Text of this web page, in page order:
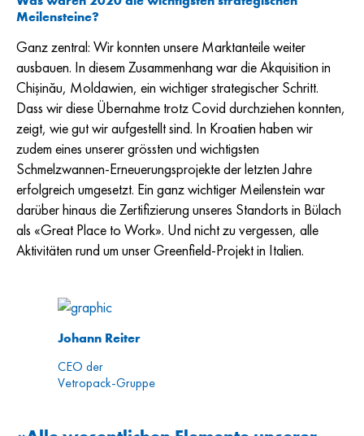
Meilensteine?
Ganz zentral: Wir konnten unsere Marktanteile weiter
ausbauen. In diesem Zusammenhang war die Akquisition in
Chişinău, Moldawien, ein wichtiger strategischer Schritt.
Dass wir diese Übernahme trotz Covid durchziehen konnten,
zeigt, wie gut wir aufgestellt sind. In Kroatien haben wir
zudem eines unserer grössten und wichtigsten
Schmelzwannen-Erneuerungsprojekte der letzten Jahre
erfolgreich umgesetzt. Ein ganz wichtiger Meilenstein war
darüber hinaus die Zertifizierung unseres Standorts in Bülach
als «Great Place to Work». Und nicht zu vergessen, alle
Aktivitäten rund um unser Greenfield-Projekt in Italien.
Johann Reiter
CEO der
Vetropack-Gruppe